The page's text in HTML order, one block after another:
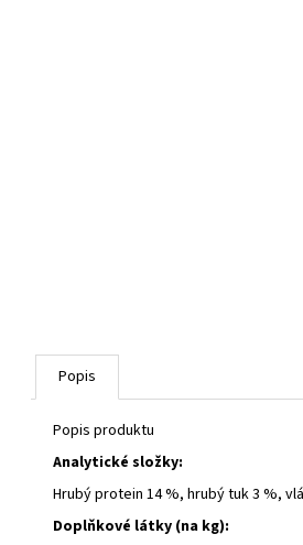
Popis
Popis produktu
Analytické složky:
Hrubý protein 14 %, hrubý tuk 3 %,
Doplňkové látky (na kg):